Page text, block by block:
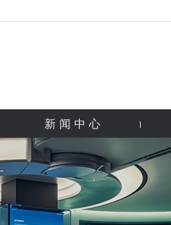
新闻中心